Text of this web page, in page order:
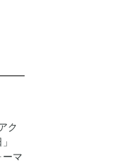
ク
ーマ